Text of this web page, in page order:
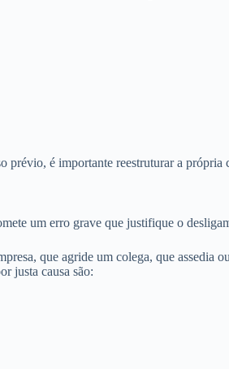
é importante reestruturar a
um erro grave que justifique o
que agride um colega, que
justa causa são: